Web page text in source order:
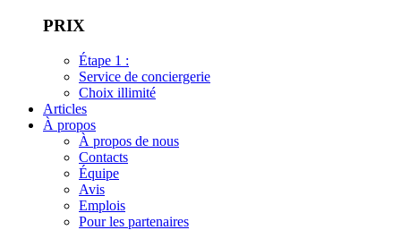
PRIX
Étape 1 :
Service de conciergerie
Choix illimité
Articles
À propos
À propos de nous
Contacts
Équipe
Avis
Emplois
Pour les partenaires